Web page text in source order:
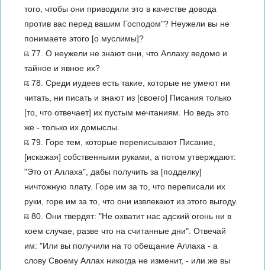
того, чтобы они приводили это в качестве довода
против вас перед вашим Господом"? Неужели вы не
понимаете этого [о муслимы]?
77. О неужели не знают они, что Аллаху ведомо и
тайное и явное их?
78. Среди иудеев есть такие, которые не умеют ни
читать, ни писать и знают из [своего] Писания только
[то, что отвечает] их пустым мечтаниям. Но ведь это
же - только их домыслы.
79. Горе тем, которые переписывают Писание,
[искажая] собственными руками, а потом утверждают:
"Это от Аллаха", дабы получить за [подделку]
ничтожную плату. Горе им за то, что переписали их
руки, горе им за то, что они извлекают из этого выгоду.
80. Они твердят: "Не охватит нас адский огонь ни в
коем случае, разве что на считанные дни". Отвечай
им: "Или вы получили на то обещание Аллаха - а
слову Своему Аллах никогда не изменит, - или же вы